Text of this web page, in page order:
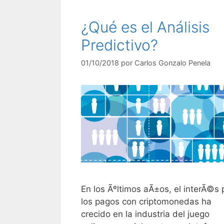
¿Qué es el Análisis
Predictivo?
01/10/2018 por Carlos Gonzalo Penela
En los Ãºltimos aÃ±os, el interÃ©s
los pagos con criptomonedas ha
crecido en la industria del juego